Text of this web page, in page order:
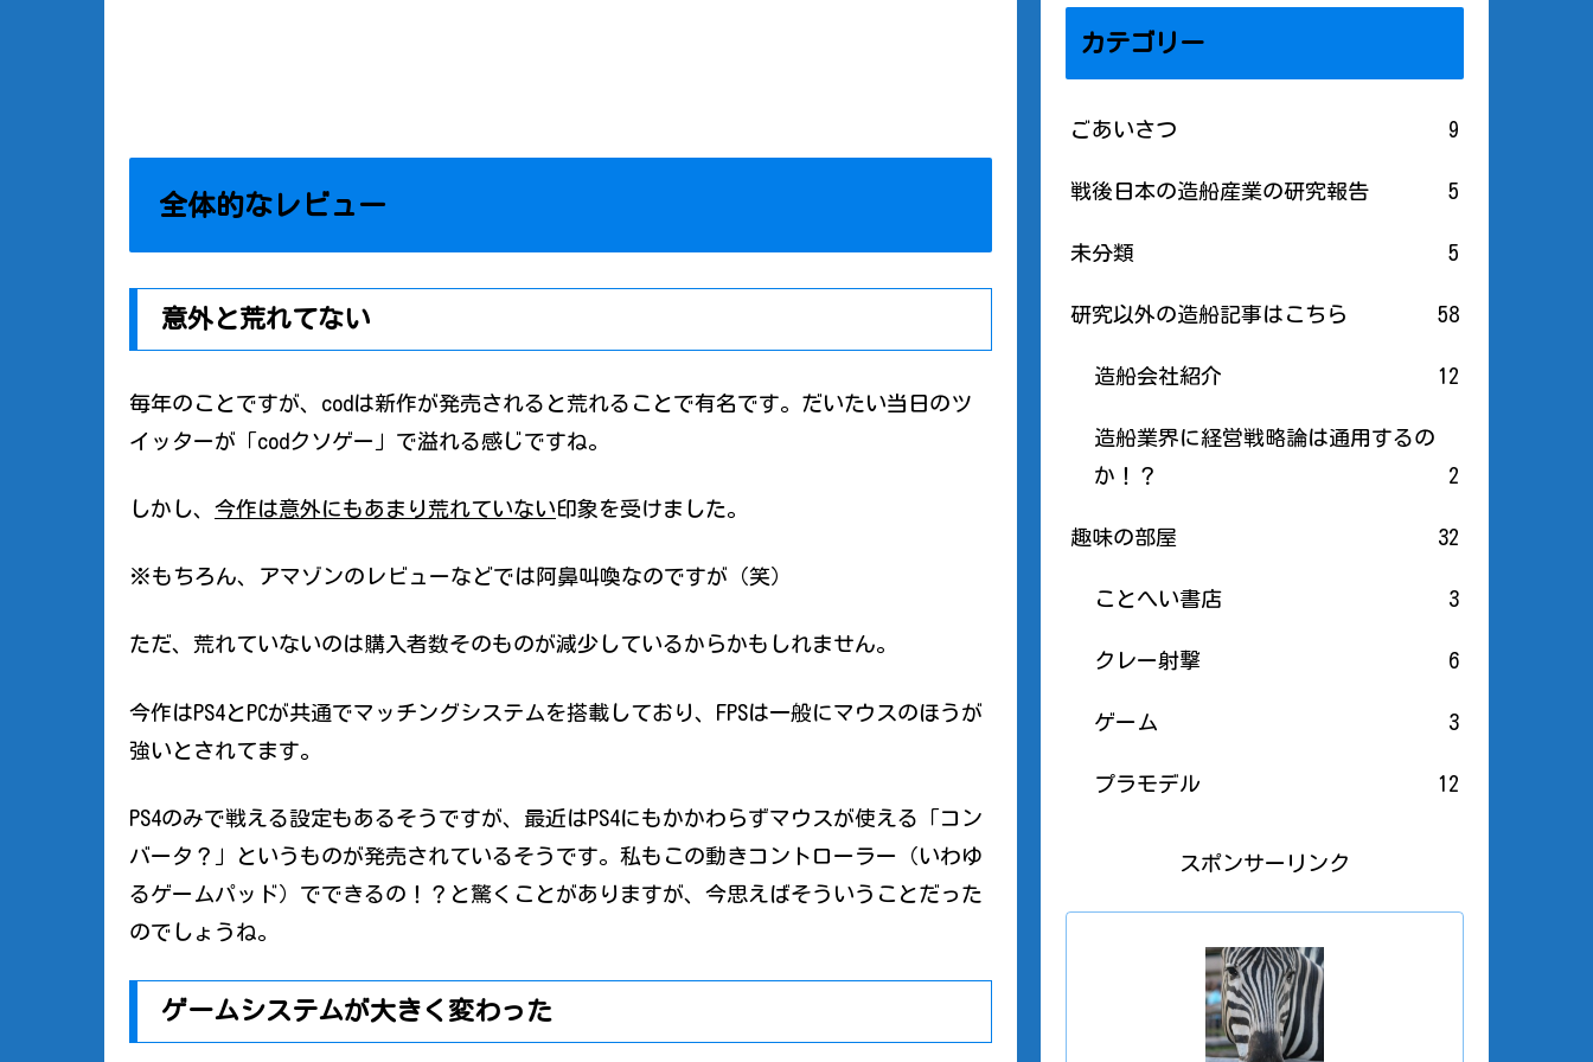
全体的なレビュー
意外と荒れてない
毎年のことですが、codは新作が発売されると荒れることで有名です。だいたい当日のツ
イッターが「codクソゲー」で溢れる感じですね。
しかし、 今作は意外にもあまり荒れていない印象を受けました。
※もちろん、アマゾンのレビューなどでは阿鼻叫喚なのですが（笑）
ただ、荒れていないのは購入者数そのものが減少しているからかもしれません。
今作はPS4とPCが共通でマッチングシステムを搭載しており、FPSは一般にマウスのほうが
強いとされてます。
PS4のみで戦える設定もあるそうですが、最近はPS4にもかかわらずマウスが使える「コン
バータ？」というものが発売されているそうです。私もこの動きコントローラー（いわゆ
るゲームパッド）でできるの！？と驚くことがありますが、今思えばそういうことだった
のでしょうね。
ゲームシステムが大きく変わった
カテゴリー
ごあいさつ 9
戦後日本の造船産業の研究報告 5
未分類 5
研究以外の造船記事はこちら 58
造船会社紹介 12
造船業界に経営戦略論は通用するの
か！？
2
趣味の部屋 32
ことへい書店 3
クレー射撃 6
ゲーム 3
プラモデル 12
スポンサーリンク